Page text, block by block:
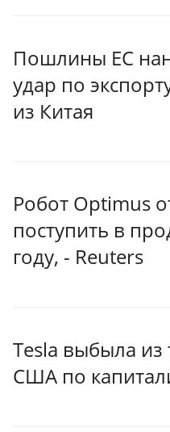
Пошлины ЕС
удар по
из Китая
Робот Optimus
поступить в
году, - Reuters
Tesla выбыла
США по